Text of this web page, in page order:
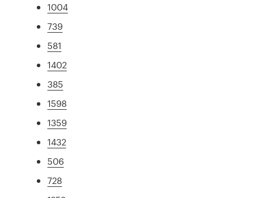
1004
739
581
1402
385
1598
1359
1432
506
728